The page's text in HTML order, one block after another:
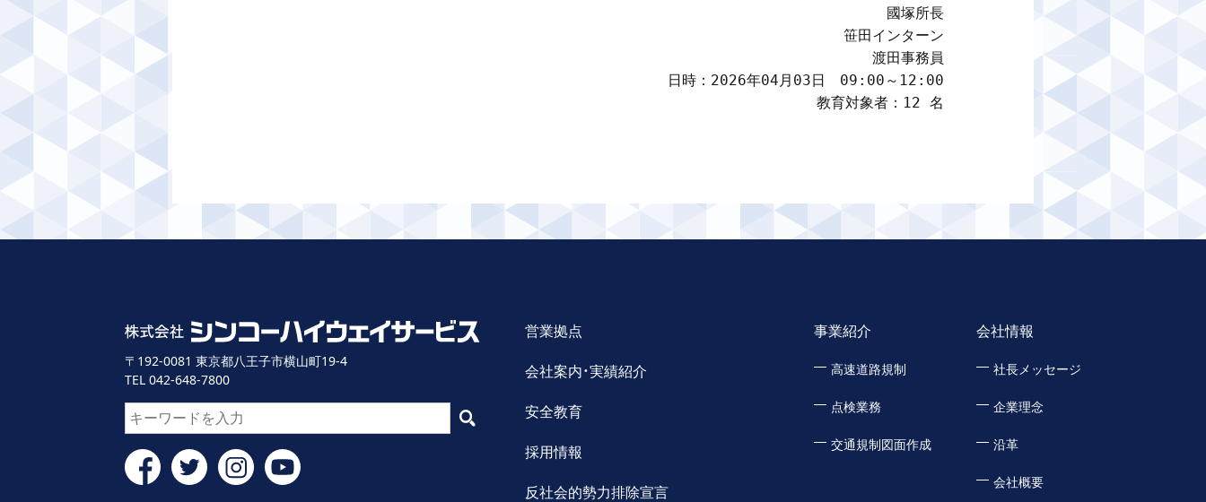
國塚所長
笹田インターン
渡田事務員
日時：2026年04月03日　09:00～12:00
教育対象者：12 名
〒192-0081 東京都八王子市横山町19-4
TEL 042-648-7800
営業拠点
会社案内・実績紹介
安全教育
採用情報
反社会的勢力排除宣言
事業紹介
高速道路規制
点検業務
交通規制図面作成
会社情報
社長メッセージ
企業理念
沿革
会社概要